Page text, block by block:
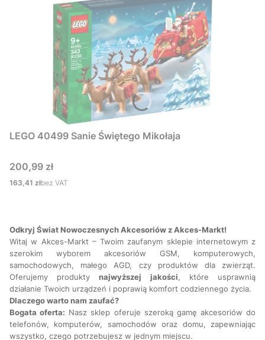
LEGO 40499 Sanie Świętego Mikołaja
Cena
200,99 zł
Cena
163,41 złbez VAT
Odkryj Świat Nowoczesnych Akcesoriów z Akces-Markt!
Witaj w Akces-Markt – Twoim zaufanym sklepie internetowym z
szerokim wyborem akcesoriów GSM, komputerowych,
samochodowych, małego AGD, czy produktów dla zwierząt.
Oferujemy produkty najwyższej jakości, które usprawnią
działanie Twoich urządzeń i poprawią komfort codziennego życia.
Dlaczego warto nam zaufać?
Bogata oferta: Nasz sklep oferuje szeroką gamę akcesoriów do
telefonów, komputerów, samochodów oraz domu, zapewniając
wszystko, czego potrzebujesz w jednym miejscu.